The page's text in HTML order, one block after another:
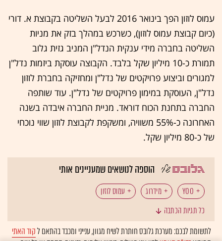
עמוס לוזון הפך בינואר 2016 לבעל השליטה בקבוצת א. דורי
(כיום קבוצת עמוס לוזון), כשרכש במהלך בזק את מניות
השליטה בחברה מידי ענקית הנדל"ן המניב גזית גלוב
תמורת כ-10 מיליון שקל בלבד. הקבוצה עוסקת ביזמות נדל"ן
למגורים וביצוע פרויקטים של נדל"ן ומחזיקה בחברת לוזון
נדל"ן, העוסקת במימון פרויקטים של נדל"ן. עוד שותפה
החברה בתחנת הכוח דוראד. מניית החברה איבדה בשנה
האחרונה כ-55% משוויה, ומשקפת לקבוצת לוזון שווי נוכחי
של כ-80 מיליון שקל.
הוספה לנושאים שמעניינים אותי
YOO מידרוג
עמוס לוזון
כל תגיות הכתבה
לתשומת לבכם: מערכת גלובס חותרת לשיח מגוון, ענייני ומכבד בהתאם לקוד האתי